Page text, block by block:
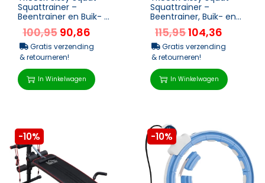
Squattrainer –
Beentrainer en Buik- en
Biltrainer – Verstelbaar
tot 1...
100,95 90,86
Gratis verzending
& retourneren!
In Winkelwagen
Squattrainer –
Beentrainer, Buik- en
Biltrainer – 3-in-1
Trainer R...
115,95104,36
Gratis verzending
& retourneren!
In Winkelwagen
-10% -10%